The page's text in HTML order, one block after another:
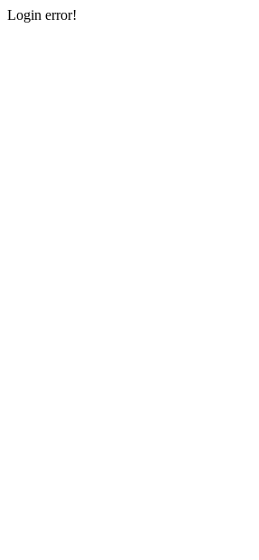
Login error!